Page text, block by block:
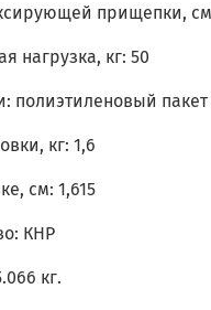
прищепки,
нагрузка, кг: 50
полиэтиленовый
кг: 1,6
см: 1,615
КНР
кг.